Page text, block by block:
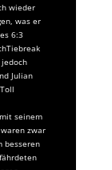
wieder
was er
6:3
Julian
seinem
zwar
besseren